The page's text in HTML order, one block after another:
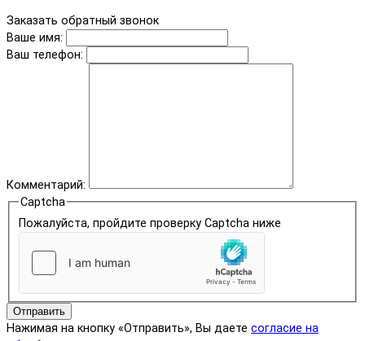
Заказать обратный звонок
Ваше имя:
Ваш телефон:
Комментарий:
Captcha
Пожалуйста, пройдите проверку Captcha ниже
Отправить
Нажимая на кнопку «Отправить», Вы даете согласие на